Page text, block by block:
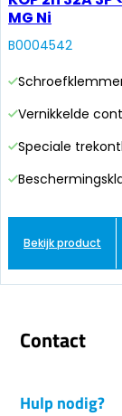
MG Ni
B0004542
Vernikkelde
Speciale
Bekijk product
Contact
Hulp nodig?